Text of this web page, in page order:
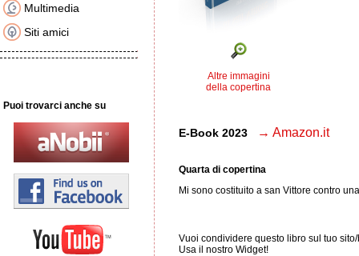
Multimedia
Siti amici
Puoi trovarci anche su
Altre immagini
della copertina
E-Book 2023 → Amazon.it
Quarta di copertina
Mi sono costituito a san Vittore contro
Vuoi condividere questo libro sul tuo
Usa il nostro Widget!